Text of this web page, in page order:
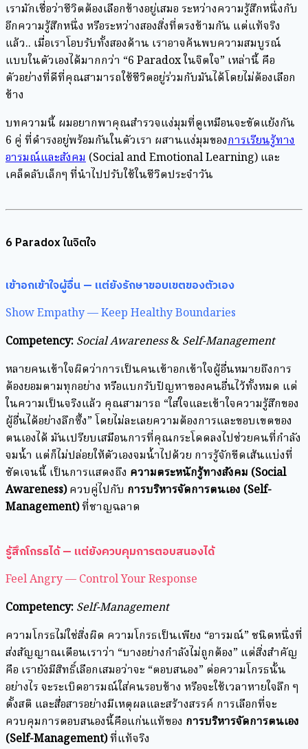
เรามักเชื่อว่าชีวิตต้องเลือกข้างอยู่เสมอ ระหว่างความรู้สึกหนึ่งกับ
อีกความรู้สึกหนึ่ง หรือระหว่างสองสิ่งที่ตรงข้ามกัน แต่แท้จริง
แล้ว.. เมื่อเราโอบรับทั้งสองด้าน เราอาจค้นพบความสมบูรณ์
แบบในตัวเองได้มากกว่า “6 Paradox ในจิตใจ” เหล่านี้ คือ
ตัวอย่างที่ดีที่คุณสามารถใช้ชีวิตอยู่ร่วมกับมันได้โดยไม่ต้องเลือก
ข้าง
บทความนี้ ผมอยากพาคุณสำรวจแง่มุมที่ดูเหมือนจะขัดแย้งกัน
6 คู่ ที่ดำรงอยู่พร้อมกันในตัวเรา ผสานแง่มุมของการเรียนรู้ทาง
อารมณ์และสังคม(Social and Emotional Learning) และ
เคล็ดลับเล็กๆ ที่นำไปปรับใช้ในชีวิตประจำวัน
6 Paradox ในจิตใจ
เข้าอกเข้าใจผู้อื่น — แต่ยังรักษาขอบเขตของตัวเอง
Show Empathy — Keep Healthy Boundaries
Competency:Social Awareness&Self-Management
หลายคนเข้าใจผิดว่าการเป็นคนเข้าอกเข้าใจผู้อื่นหมายถึงการ
ต้องยอมตามทุกอย่าง หรือแบกรับปัญหาของคนอื่นไว้ทั้งหมด แต่
ในความเป็นจริงแล้ว คุณสามารถ “ใส่ใจและเข้าใจความรู้สึกของ
ผู้อื่นได้อย่างลึกซึ้ง” โดยไม่ละเลยความต้องการและขอบเขตของ
ตนเองได้ มันเปรียบเสมือนการที่คุณกระโดดลงไปช่วยคนที่กำลัง
จมน้ำ แต่ก็ไม่ปล่อยให้ตัวเองจมน้ำไปด้วย การรู้จักขีดเส้นแบ่งที่
ชัดเจนนี้ เป็นการแสดงถึง ความตระหนักรู้ทางสังคม (Social
Awareness)ควบคู่ไปกับ การบริหารจัดการตนเอง (Self-
Management)ที่ชาญฉลาด
รู้สึกโกรธได้ — แต่ยังควบคุมการตอบสนองได้
Feel Angry — Control Your Response
Competency:Self-Management
ความโกรธไม่ใช่สิ่งผิด ความโกรธเป็นเพียง “อารมณ์” ชนิดหนึ่งที่
ส่งสัญญาณเตือนเราว่า “บางอย่างกำลังไม่ถูกต้อง” แต่สิ่งสำคัญ
คือ เรายังมีสิทธิ์เลือกเสมอว่าจะ “ตอบสนอง” ต่อความโกรธนั้น
อย่างไร จะระเบิดอารมณ์ใส่คนรอบข้าง หรือจะใช้เวลาหายใจลึก ๆ
ตั้งสติ และสื่อสารอย่างมีเหตุผลและสร้างสรรค์ การเลือกที่จะ
ควบคุมการตอบสนองนี้คือแก่นแท้ของ การบริหารจัดการตนเอง
(Self-Management)ที่แท้จริง